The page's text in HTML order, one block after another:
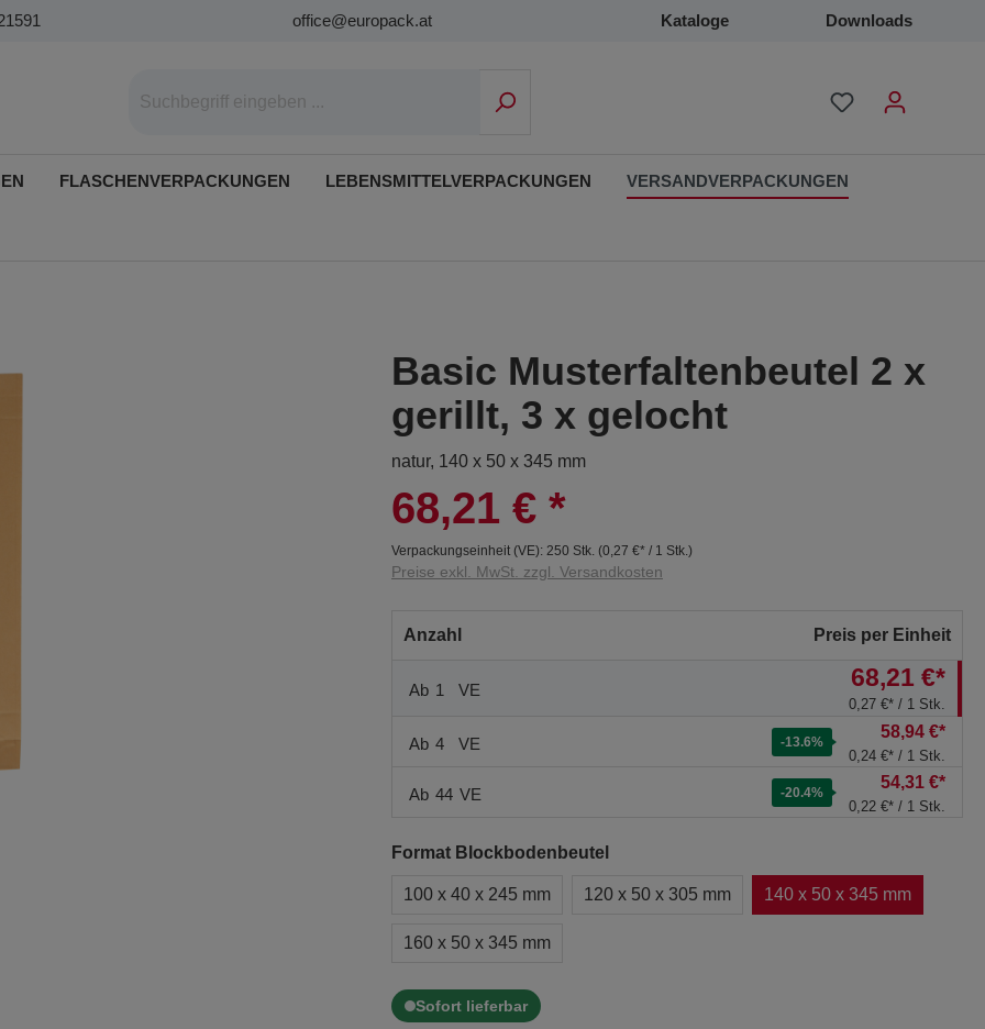
office@europack.at Kataloge Downloads
FLASCHENVERPACKUNGEN LEBENSMITTELVERPACKUNGEN VERSANDVERPACKUNGEN
Basic Musterfaltenbeutel 2 x
gerillt, 3 x gelocht
natur, 140 x 50 x 345 mm
68,21 € *
Verpackungseinheit (VE): 250 Stk. (0,27 €* / 1 Stk.)
Preise exkl. MwSt. zzgl. Versandkosten
Anzahl Preis per Einheit
Ab 1 VE 68,21 €*
0,27 €* / 1 Stk.
Ab 4 VE -13.6%
58,94 €*
0,24 €* / 1 Stk.
Ab 44 VE -20.4%
54,31 €*
0,22 €* / 1 Stk.
Format Blockbodenbeutel
100 x 40 x 245 mm 120 x 50 x 305 mm 140 x 50 x 345 mm
160 x 50 x 345 mm
Sofort lieferbar